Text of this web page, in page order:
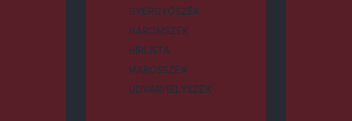
GYERGYÓSZÉK
HÁROMSZÉK
HÍRLISTA
MAROSSZÉK
UDVARHELYSZÉK